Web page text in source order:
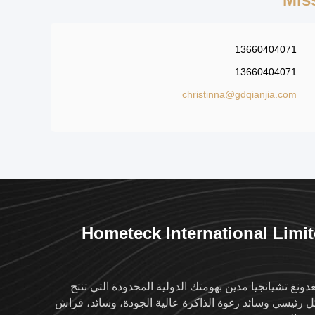
13660404071
13660404071
christinna@gdqianjia.com
Hometeck International
تشيانجيا مدين بهومتك الدولية المحدودة التي تنتج
رئيسي وسائد رغوة الذاكرة عالية الجودة، وسائد، فراش